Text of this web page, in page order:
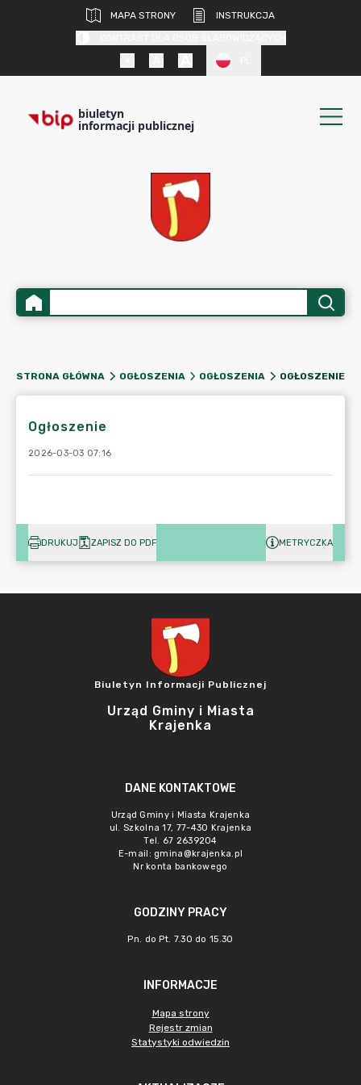
MAPA STRONY
INSTRUKCJA
biuletyn
informacji publicznej
STRONA GŁÓWNA OGŁOSZENIA OGŁOSZENIA OGŁOSZENIE
Ogłoszenie
2026-03-03 07:16
DRUKUJ ZAPISZ DO PDF METRYCZKA
Biuletyn Informacji Publicznej
Urząd Gminy i Miasta
Krajenka
DANE KONTAKTOWE
Urząd Gminy i Miasta Krajenka
ul. Szkolna 17, 77-430 Krajenka
Tel. 67 2639204
E-mail: gmina@krajenka.pl
Nr konta bankowego
GODZINY PRACY
Pn. do Pt. 7.30 do 15.30
INFORMACJE
Mapa strony
Rejestr zmian
Statystyki odwiedzin